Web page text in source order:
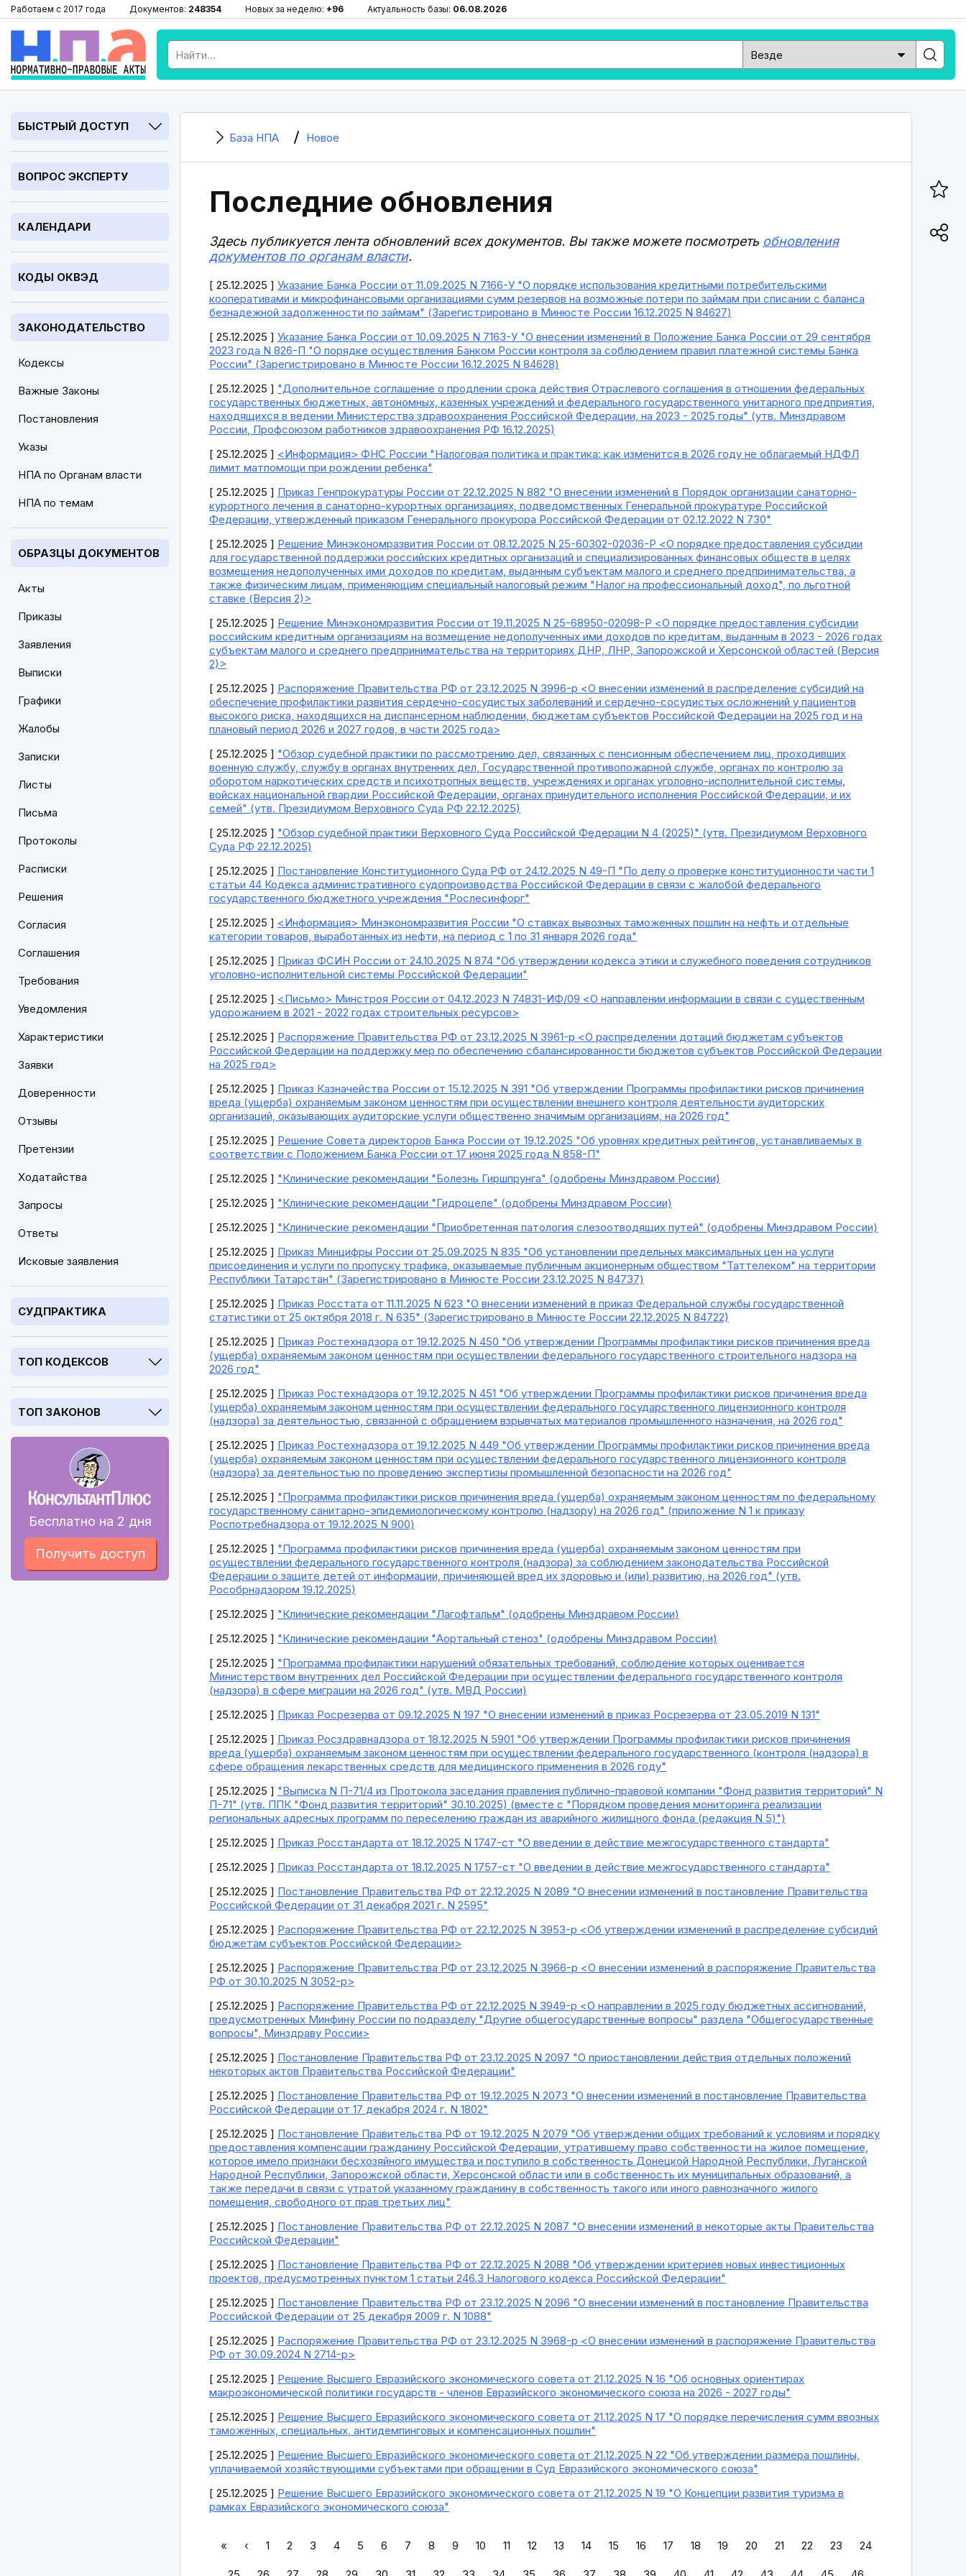
Работаем с 2017 года Документов: 248354 Новых за неделю: +96 Актуальность базы: 06.08.2026
БЫСТРЫЙ ДОСТУП
ВОПРОС ЭКСПЕРТУ
КАЛЕНДАРИ
КОДЫ ОКВЭД
ЗАКОНОДАТЕЛЬСТВО
Кодексы
Важные Законы
Постановления
Указы
НПА по Органам власти
НПА по темам
ОБРАЗЦЫ ДОКУМЕНТОВ
Акты
Приказы
Заявления
Выписки
Графики
Жалобы
Записки
Листы
Письма
Протоколы
Расписки
Решения
Согласия
Соглашения
Требования
Уведомления
Характеристики
Заявки
Доверенности
Отзывы
Претензии
Ходатайства
Запросы
Ответы
Исковые заявления
СУДПРАКТИКА
ТОП КОДЕКСОВ
ТОП ЗАКОНОВ
Бесплатно на 2 дня
Получить доступ
База НПА Новое
Последние обновления
Здесь публикуется лента обновлений всех документов. Вы также можете посмотреть обновления
документов по органам власти.
[ 25.12.2025 ] Указание Банка России от 11.09.2025 N 7166-У "О порядке использования кредитными потребительскими
кооперативами и микрофинансовыми организациями сумм резервов на возможные потери по займам при списании с баланса
безнадежной задолженности по займам" (Зарегистрировано в Минюсте России 16.12.2025 N 84627)
[ 25.12.2025 ] Указание Банка России от 10.09.2025 N 7163-У "О внесении изменений в Положение Банка России от 29 сентября
2023 года N 826-П "О порядке осуществления Банком России контроля за соблюдением правил платежной системы Банка
России" (Зарегистрировано в Минюсте России 16.12.2025 N 84628)
[ 25.12.2025 ] "Дополнительное соглашение о продлении срока действия Отраслевого соглашения в отношении федеральных
государственных бюджетных, автономных, казенных учреждений и федерального государственного унитарного предприятия,
находящихся в ведении Министерства здравоохранения Российской Федерации, на 2023 - 2025 годы" (утв. Минздравом
России, Профсоюзом работников здравоохранения РФ 16.12.2025)
[ 25.12.2025 ] <Информация> ФНС России "Налоговая политика и практика: как изменится в 2026 году не облагаемый НДФЛ
лимит матпомощи при рождении ребенка"
[ 25.12.2025 ] Приказ Генпрокуратуры России от 22.12.2025 N 882 "О внесении изменений в Порядок организации санаторно-
курортного лечения в санаторно-курортных организациях, подведомственных Генеральной прокуратуре Российской
Федерации, утвержденный приказом Генерального прокурора Российской Федерации от 02.12.2022 N 730"
[ 25.12.2025 ] Решение Минэкономразвития России от 08.12.2025 N 25-60302-02036-Р <О порядке предоставления субсидии
для государственной поддержки российских кредитных организаций и специализированных финансовых обществ в целях
возмещения недополученных ими доходов по кредитам, выданным субъектам малого и среднего предпринимательства, а
также физическим лицам, применяющим специальный налоговый режим "Налог на профессиональный доход", по льготной
ставке (Версия 2)>
[ 25.12.2025 ] Решение Минэкономразвития России от 19.11.2025 N 25-68950-02098-Р <О порядке предоставления субсидии
российским кредитным организациям на возмещение недополученных ими доходов по кредитам, выданным в 2023 - 2026 годах
субъектам малого и среднего предпринимательства на территориях ДНР, ЛНР, Запорожской и Херсонской областей (Версия
2)>
[ 25.12.2025 ] Распоряжение Правительства РФ от 23.12.2025 N 3996-р <О внесении изменений в распределение субсидий на
обеспечение профилактики развития сердечно-сосудистых заболеваний и сердечно-сосудистых осложнений у пациентов
высокого риска, находящихся на диспансерном наблюдении, бюджетам субъектов Российской Федерации на 2025 год и на
плановый период 2026 и 2027 годов, в части 2025 года>
[ 25.12.2025 ] "Обзор судебной практики по рассмотрению дел, связанных с пенсионным обеспечением лиц, проходивших
военную службу, службу в органах внутренних дел, Государственной противопожарной службе, органах по контролю за
оборотом наркотических средств и психотропных веществ, учреждениях и органах уголовно-исполнительной системы,
войсках национальной гвардии Российской Федерации, органах принудительного исполнения Российской Федерации, и их
семей" (утв. Президиумом Верховного Суда РФ 22.12.2025)
[ 25.12.2025 ] "Обзор судебной практики Верховного Суда Российской Федерации N 4 (2025)" (утв. Президиумом Верховного
Суда РФ 22.12.2025)
[ 25.12.2025 ] Постановление Конституционного Суда РФ от 24.12.2025 N 49-П "По делу о проверке конституционности части 1
статьи 44 Кодекса административного судопроизводства Российской Федерации в связи с жалобой федерального
государственного бюджетного учреждения "Рослесинфорг"
[ 25.12.2025 ] <Информация> Минэкономразвития России "О ставках вывозных таможенных пошлин на нефть и отдельные
категории товаров, выработанных из нефти, на период с 1 по 31 января 2026 года"
[ 25.12.2025 ] Приказ ФСИН России от 24.10.2025 N 874 "Об утверждении кодекса этики и служебного поведения сотрудников
уголовно-исполнительной системы Российской Федерации"
[ 25.12.2025 ] <Письмо> Минстроя России от 04.12.2023 N 74831-ИФ/09 <О направлении информации в связи с существенным
удорожанием в 2021 - 2022 годах строительных ресурсов>
[ 25.12.2025 ] Распоряжение Правительства РФ от 23.12.2025 N 3961-р <О распределении дотаций бюджетам субъектов
Российской Федерации на поддержку мер по обеспечению сбалансированности бюджетов субъектов Российской Федерации
на 2025 год>
[ 25.12.2025 ] Приказ Казначейства России от 15.12.2025 N 391 "Об утверждении Программы профилактики рисков причинения
вреда (ущерба) охраняемым законом ценностям при осуществлении внешнего контроля деятельности аудиторских
организаций, оказывающих аудиторские услуги общественно значимым организациям, на 2026 год"
[ 25.12.2025 ] Решение Совета директоров Банка России от 19.12.2025 "Об уровнях кредитных рейтингов, устанавливаемых в
соответствии с Положением Банка России от 17 июня 2025 года N 858-П"
[ 25.12.2025 ] "Клинические рекомендации "Болезнь Гиршпрунга" (одобрены Минздравом России)
[ 25.12.2025 ] "Клинические рекомендации "Гидроцеле" (одобрены Минздравом России)
[ 25.12.2025 ] "Клинические рекомендации "Приобретенная патология слезоотводящих путей" (одобрены Минздравом России)
[ 25.12.2025 ] Приказ Минцифры России от 25.09.2025 N 835 "Об установлении предельных максимальных цен на услуги
присоединения и услуги по пропуску трафика, оказываемые публичным акционерным обществом "Таттелеком" на территории
Республики Татарстан" (Зарегистрировано в Минюсте России 23.12.2025 N 84737)
[ 25.12.2025 ] Приказ Росстата от 11.11.2025 N 623 "О внесении изменений в приказ Федеральной службы государственной
статистики от 25 октября 2018 г. N 635" (Зарегистрировано в Минюсте России 22.12.2025 N 84722)
[ 25.12.2025 ] Приказ Ростехнадзора от 19.12.2025 N 450 "Об утверждении Программы профилактики рисков причинения вреда
(ущерба) охраняемым законом ценностям при осуществлении федерального государственного строительного надзора на
2026 год"
[ 25.12.2025 ] Приказ Ростехнадзора от 19.12.2025 N 451 "Об утверждении Программы профилактики рисков причинения вреда
(ущерба) охраняемым законом ценностям при осуществлении федерального государственного лицензионного контроля
(надзора) за деятельностью, связанной с обращением взрывчатых материалов промышленного назначения, на 2026 год"
[ 25.12.2025 ] Приказ Ростехнадзора от 19.12.2025 N 449 "Об утверждении Программы профилактики рисков причинения вреда
(ущерба) охраняемым законом ценностям при осуществлении федерального государственного лицензионного контроля
(надзора) за деятельностью по проведению экспертизы промышленной безопасности на 2026 год"
[ 25.12.2025 ] "Программа профилактики рисков причинения вреда (ущерба) охраняемым законом ценностям по федеральному
государственному санитарно-эпидемиологическому контролю (надзору) на 2026 год" (приложение N 1 к приказу
Роспотребнадзора от 19.12.2025 N 900)
[ 25.12.2025 ] "Программа профилактики рисков причинения вреда (ущерба) охраняемым законом ценностям при
осуществлении федерального государственного контроля (надзора) за соблюдением законодательства Российской
Федерации о защите детей от информации, причиняющей вред их здоровью и (или) развитию, на 2026 год" (утв.
Рособрнадзором 19.12.2025)
[ 25.12.2025 ] "Клинические рекомендации "Лагофтальм" (одобрены Минздравом России)
[ 25.12.2025 ] "Клинические рекомендации "Аортальный стеноз" (одобрены Минздравом России)
[ 25.12.2025 ] "Программа профилактики нарушений обязательных требований, соблюдение которых оценивается
Министерством внутренних дел Российской Федерации при осуществлении федерального государственного контроля
(надзора) в сфере миграции на 2026 год" (утв. МВД России)
[ 25.12.2025 ] Приказ Росрезерва от 09.12.2025 N 197 "О внесении изменений в приказ Росрезерва от 23.05.2019 N 131"
[ 25.12.2025 ] Приказ Росздравнадзора от 18.12.2025 N 5901 "Об утверждении Программы профилактики рисков причинения
вреда (ущерба) охраняемым законом ценностям при осуществлении федерального государственного (контроля (надзора) в
сфере обращения лекарственных средств для медицинского применения в 2026 году"
[ 25.12.2025 ] "Выписка N П-71/4 из Протокола заседания правления публично-правовой компании "Фонд развития территорий" N
П-71" (утв. ППК "Фонд развития территорий" 30.10.2025) (вместе с "Порядком проведения мониторинга реализации
региональных адресных программ по переселению граждан из аварийного жилищного фонда (редакция N 5)")
[ 25.12.2025 ] Приказ Росстандарта от 18.12.2025 N 1747-ст "О введении в действие межгосударственного стандарта"
[ 25.12.2025 ] Приказ Росстандарта от 18.12.2025 N 1757-ст "О введении в действие межгосударственного стандарта"
[ 25.12.2025 ] Постановление Правительства РФ от 22.12.2025 N 2089 "О внесении изменений в постановление Правительства
Российской Федерации от 31 декабря 2021 г. N 2595"
[ 25.12.2025 ] Распоряжение Правительства РФ от 22.12.2025 N 3953-р <Об утверждении изменений в распределение субсидий
бюджетам субъектов Российской Федерации>
[ 25.12.2025 ] Распоряжение Правительства РФ от 23.12.2025 N 3966-р <О внесении изменений в распоряжение Правительства
РФ от 30.10.2025 N 3052-р>
[ 25.12.2025 ] Распоряжение Правительства РФ от 22.12.2025 N 3949-р <О направлении в 2025 году бюджетных ассигнований,
предусмотренных Минфину России по подразделу "Другие общегосударственные вопросы" раздела "Общегосударственные
вопросы", Минздраву России>
[ 25.12.2025 ] Постановление Правительства РФ от 23.12.2025 N 2097 "О приостановлении действия отдельных положений
некоторых актов Правительства Российской Федерации"
[ 25.12.2025 ] Постановление Правительства РФ от 19.12.2025 N 2073 "О внесении изменений в постановление Правительства
Российской Федерации от 17 декабря 2024 г. N 1802"
[ 25.12.2025 ] Постановление Правительства РФ от 19.12.2025 N 2079 "Об утверждении общих требований к условиям и порядку
предоставления компенсации гражданину Российской Федерации, утратившему право собственности на жилое помещение,
которое имело признаки бесхозяйного имущества и поступило в собственность Донецкой Народной Республики, Луганской
Народной Республики, Запорожской области, Херсонской области или в собственность их муниципальных образований, а
также передачи в связи с утратой указанному гражданину в собственность такого или иного равнозначного жилого
помещения, свободного от прав третьих лиц"
[ 25.12.2025 ] Постановление Правительства РФ от 22.12.2025 N 2087 "О внесении изменений в некоторые акты Правительства
Российской Федерации"
[ 25.12.2025 ] Постановление Правительства РФ от 22.12.2025 N 2088 "Об утверждении критериев новых инвестиционных
проектов, предусмотренных пунктом 1 статьи 246.3 Налогового кодекса Российской Федерации"
[ 25.12.2025 ] Постановление Правительства РФ от 23.12.2025 N 2096 "О внесении изменений в постановление Правительства
Российской Федерации от 25 декабря 2009 г. N 1088"
[ 25.12.2025 ] Распоряжение Правительства РФ от 23.12.2025 N 3968-р <О внесении изменений в распоряжение Правительства
РФ от 30.09.2024 N 2714-р>
[ 25.12.2025 ] Решение Высшего Евразийского экономического совета от 21.12.2025 N 16 "Об основных ориентирах
макроэкономической политики государств - членов Евразийского экономического союза на 2026 - 2027 годы"
[ 25.12.2025 ] Решение Высшего Евразийского экономического совета от 21.12.2025 N 17 "О порядке перечисления сумм ввозных
таможенных, специальных, антидемпинговых и компенсационных пошлин"
[ 25.12.2025 ] Решение Высшего Евразийского экономического совета от 21.12.2025 N 22 "Об утверждении размера пошлины,
уплачиваемой хозяйствующими субъектами при обращении в Суд Евразийского экономического союза"
[ 25.12.2025 ] Решение Высшего Евразийского экономического совета от 21.12.2025 N 19 "О Концепции развития туризма в
рамках Евразийского экономического союза"
« ‹ 1 2 3 4 5 6 7 8 9 10 11 12 13 14 15 16 17 18 19 20 21 22 23 24